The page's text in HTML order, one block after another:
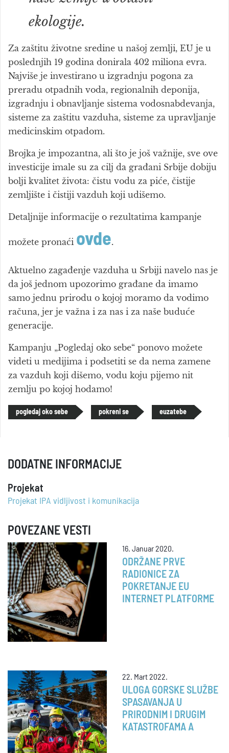
ekologije.
Za zaštitu životne sredine u našoj zemlji, EU je u
poslednjih 19 godina donirala 402 miliona evra.
Najviše je investirano u izgradnju pogona za
preradu otpadnih voda, regionalnih deponija,
izgradnju i obnavljanje sistema vodosnabdevanja,
sisteme za zaštitu vazduha, sisteme za upravljanje
medicinskim otpadom.
Brojka je impozantna, ali što je još važnije, sve ove
investicije imale su za cilj da građani Srbije dobiju
bolji kvalitet života: čistu vodu za piće, čistije
zemljište i čistiji vazduh koji udišemo.
Detaljnije informacije o rezultatima kampanje
možete pronaći ovde.
Aktuelno zagađenje vazduha u Srbiji navelo nas je
da još jednom upozorimo građane da imamo
samo jednu prirodu o kojoj moramo da vodimo
računa, jer je važna i za nas i za naše buduće
generacije.
Kampanju „Pogledaj oko sebe“ ponovo možete
videti u medijima i podsetiti se da nema zamene
za vazduh koji dišemo, vodu koju pijemo nit
zemlju po kojoj hodamo!
pogledaj oko sebe pokreni se euzatebe
DODATNE INFORMACIJE
Projekat
Projekat IPA vidljivost i komunikacija
POVEZANE VESTI
16. Januar 2020.
ODRŽANE PRVE
RADIONICE ZA
POKRETANJE EU
INTERNET PLATFORME
22. Mart 2022.
ULOGA GORSKE SLUŽBE
SPASAVANJA U
PRIRODNIM I DRUGIM
KATASTROFAMA A